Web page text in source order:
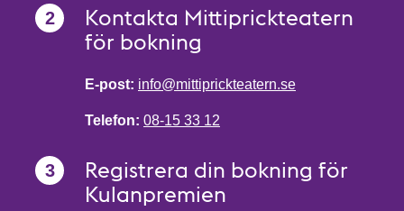
Kontakta Mittiprickteatern
för bokning
E-post: info@mittiprickteatern.se
Telefon: 08-15 33 12
Registrera din bokning för
Kulanpremien